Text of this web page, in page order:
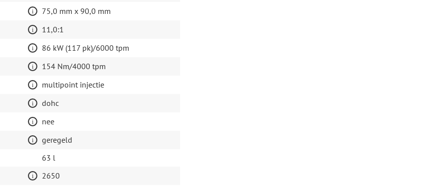
75,0 mm x 90,0 mm
11,0:1
86 kW (117 pk)/6000 tpm
154 Nm/4000 tpm
multipoint injectie
dohc
nee
geregeld
63 l
2650